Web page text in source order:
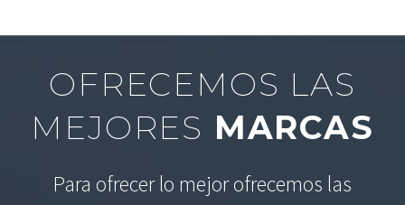
OFRECEMOS LAS
MEJORES MARCAS
Para ofrecer lo mejor ofrecemos las